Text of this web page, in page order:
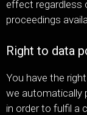
effect regardless
proceedings
Right to data
You have the
we automatically
in order to fulfil a